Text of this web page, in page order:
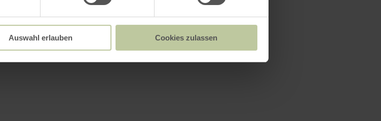
Auswahl erlauben Cookies zulassen